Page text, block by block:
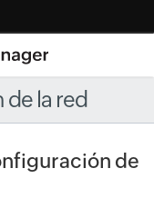
la red
de